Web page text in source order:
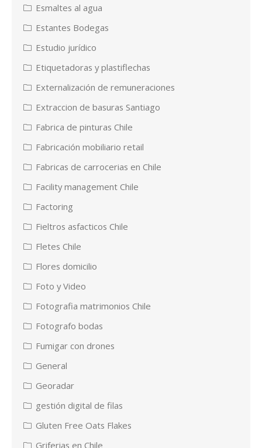
Esmaltes al agua
Estantes Bodegas
Estudio jurídico
Etiquetadoras y plastiflechas
Externalización de remuneraciones
Extraccion de basuras Santiago
Fabrica de pinturas Chile
Fabricación mobiliario retail
Fabricas de carrocerias en Chile
Facility management Chile
Factoring
Fieltros asfacticos Chile
Fletes Chile
Flores domicilio
Foto y Video
Fotografia matrimonios Chile
Fotografo bodas
Fumigar con drones
General
Georadar
gestión digital de filas
Gluten Free Oats Flakes
Griferias en Chile